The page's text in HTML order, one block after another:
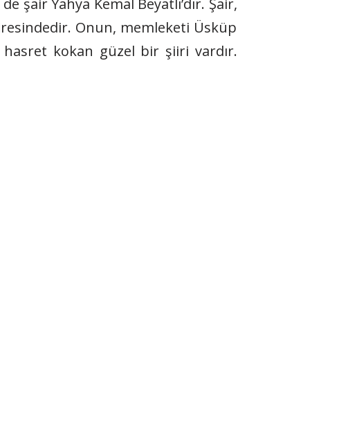
Yahya Kemal Beyatlı’dır. Şair,
Onun, memleketi Üsküp
hasret kokan güzel bir şiiri vardır.